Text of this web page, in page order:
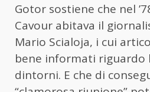
Gotor sostiene che nel
Cavour abitava il
Mario Scialoja, i cui
bene informati riguardo
dintorni. E che di